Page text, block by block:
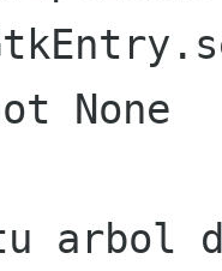
None
tu arbol